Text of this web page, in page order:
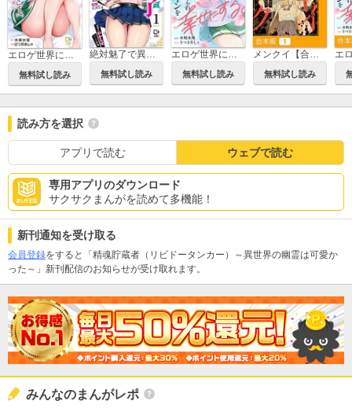
エロゲ世界に転生した俺が、推しへの愛で寝取られヒロインを幸せにする。【電子単行本】
無料試し読み
絶対魅了で異世界攻略！～高慢女わからせハーレム計画～【電子単行本】
無料試し読み
エロゲ世界に転生した俺が、推しへの愛で寝取られヒロインを幸せにする。
無料試し読み
メンクイ【合本版】
無料試し読み
読み方を選択
アプリで読む ウェブで読む
専用アプリのダウンロード
サクサクまんがを読めて多機能！
新刊通知を受け取る
会員登録をすると「精魂貯蔵者（リビドータンカー）～異世界の幽霊は可愛か
った～」新刊配信のお知らせが受け取れます。
みんなのまんがレポ